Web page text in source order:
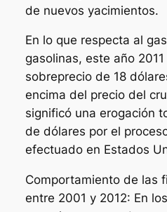
de nuevos yacimientos.
En lo que respecta al
gasolinas, este año
sobreprecio de 18
encima del precio del
significó una erogación
de dólares por el
efectuado en Estados
Comportamiento de las
entre 2001 y 2012: En